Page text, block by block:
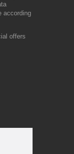
according
offers